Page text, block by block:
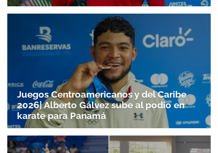
Juegos Centroamericanos y del Caribe
2026| Alberto Gálvez sube al podio en
karate para Panamá